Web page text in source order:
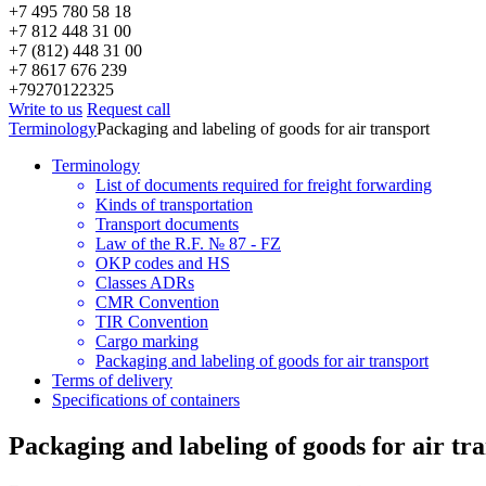
+7 495 780 58 18
+7 812 448 31 00
+7 (812) 448 31 00
+7 8617 676 239
+79270122325
Write to us Request call
TerminologyPackaging and labeling of goods for air transport
Terminology
List of documents required for freight forwarding
Kinds of transportation
Transport documents
Law of the R.F. № 87 - FZ
OKP codes and HS
Classes ADRs
CMR Convention
TIR Convention
Cargo marking
Packaging and labeling of goods for air transport
Terms of delivery
Specifications of containers
Packaging and labeling of goods for air